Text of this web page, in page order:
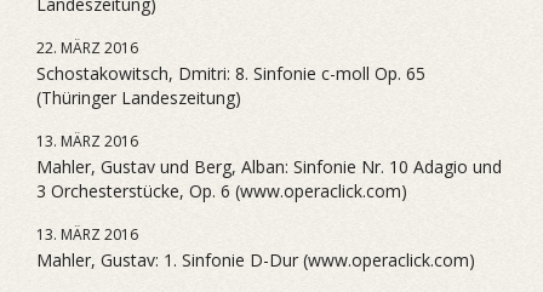
22. MÄRZ 2016
Schostakowitsch, Dmitri: 8. Sinfonie c-moll Op. 65
(Thüringer Landeszeitung)
13. MÄRZ 2016
Mahler, Gustav und Berg, Alban: Sinfonie Nr. 10 Adagio und
3 Orchesterstücke, Op. 6 (www.operaclick.com)
13. MÄRZ 2016
Mahler, Gustav: 1. Sinfonie D-Dur (www.operaclick.com)